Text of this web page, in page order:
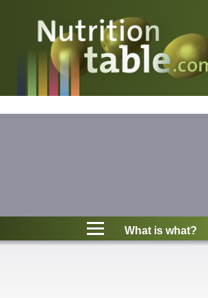
Nutritions
What is what?
Information
What is what?